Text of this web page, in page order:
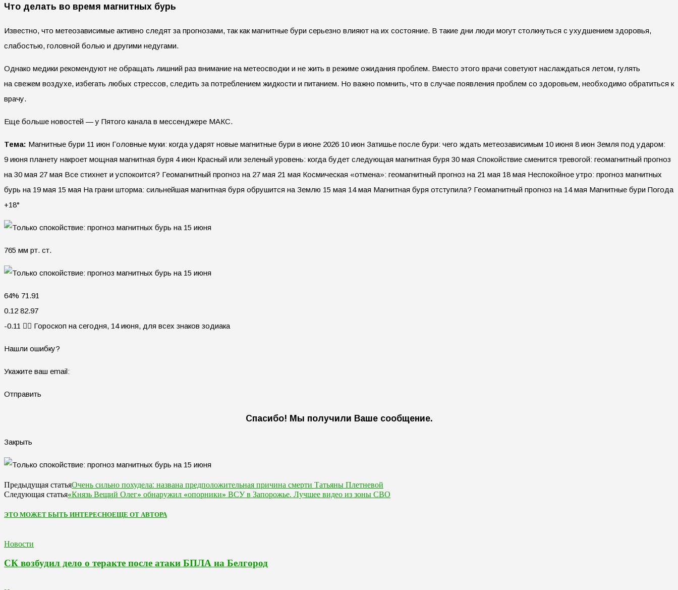
Что делать во время магнитных бурь
Известно, что метеозависимые активно следят за прогнозами, так как магнитные бури серьезно влияют на их состояние. В такие дни люди могут столкнуться с ухудшением здоровья,
слабостью, головной болью и другими недугами.
Однако медики рекомендуют не обращать лишний раз внимание на метеосводки и не жить в режиме ожидания проблем. Вместо этого врачи советуют наслаждаться летом, гулять
на свежем воздухе, избегать любых стрессов, следить за потреблением жидкости и питанием. Но важно помнить, что в случае появления проблем со здоровьем, необходимо обратиться к
врачу.
Еще больше новостей — у Пятого канала в мессенджере МАКС.
Тема: Магнитные бури 11 июн Головные муки: когда ударят новые магнитные бури в июне 2026 10 июн Затишье после бури: чего ждать метеозависимым 10 июня 8 июн Земля под ударом:
9 июня планету накроет мощная магнитная буря 4 июн Красный или зеленый уровень: когда будет следующая магнитная буря 30 мая Спокойствие сменится тревогой: геомагнитный прогноз
на 30 мая 27 мая Все стихнет и успокоится? Геомагнитный прогноз на 27 мая 21 мая Космическая «отмена»: геомагнитный прогноз на 21 мая 18 мая Неспокойное утро: прогноз магнитных
бурь на 19 мая 15 мая На грани шторма: сильнейшая магнитная буря обрушится на Землю 15 мая 14 мая Магнитная буря отступила? Геомагнитный прогноз на 14 мая Магнитные бури Погода
+18°
765 мм рт. ст.
64% 71.91
0.12 82.97
-0.11 🧙‍♀ Гороскоп на сегодня, 14 июня, для всех знаков зодиака
Нашли ошибку?
Укажите ваш email:
Отправить
Спасибо! Мы получили Ваше сообщение.
Закрыть
Предыдущая статьяОчень сильно похудела: названа предположительная причина смерти Татьяны Плетневой
Следующая статья«Князь Вещий Олег» обнаружил «опорники» ВСУ в Запорожье. Лучшее видео из зоны СВО
ЭТО МОЖЕТ БЫТЬ ИНТЕРЕСНОЕЩЕ ОТ АВТОРА
Новости
СК возбудил дело о теракте после атаки БПЛА на Белгород